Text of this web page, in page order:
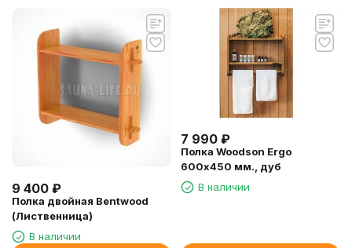
9 400 ₽
Полка двойная Bentwood
(Лиственница)
В наличии
7 990 ₽
Полка Woodson Ergo
600х450 мм., дуб
В наличии